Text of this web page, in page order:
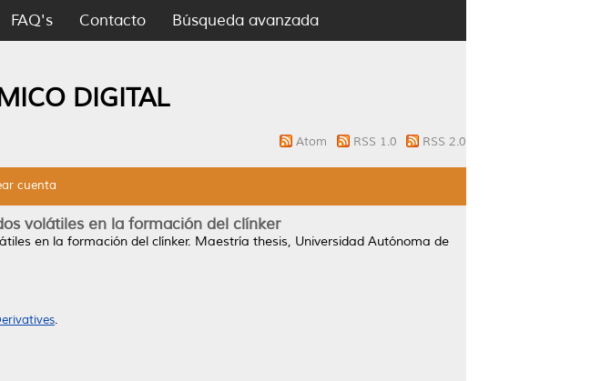
FAQ's Contacto Búsqueda avanzada
DIGITAL
Atom RSS 1.0 RSS 2.0
cuenta
volátiles en la formación del clínker
en la formación del clínker. Maestría thesis, Universidad Autónoma de
.